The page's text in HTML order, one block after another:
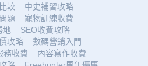
較
中史補習攻略
題
寵物訓練收費
地
SEO收費攻略
攻略
數碼營銷入門
務收費
內容寫作收費